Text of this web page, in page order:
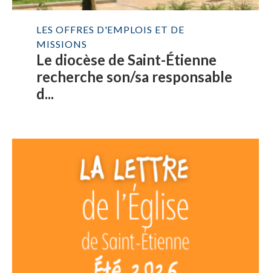
LES OFFRES D'EMPLOIS ET DE
MISSIONS
Le diocèse de Saint-Étienne
recherche son/sa responsable
d...